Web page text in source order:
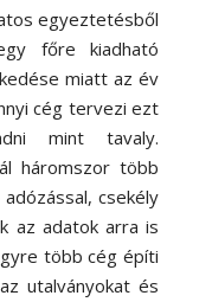
egyeztetésből
főre kiadható
miatt az év
cég tervezi ezt
mint tavaly.
háromszor több
csekély
az adatok arra is
több cég építi
utalványokat és